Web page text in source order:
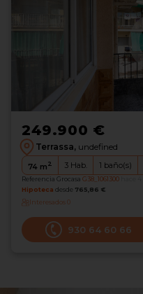
249.900 €
Terrassa, undefined
74 m2 3 Hab. 1 baño(s)
Referencia Grocasa G38_1061300
Hipoteca desde 765,86 €
Interesados0
930 64 60 66